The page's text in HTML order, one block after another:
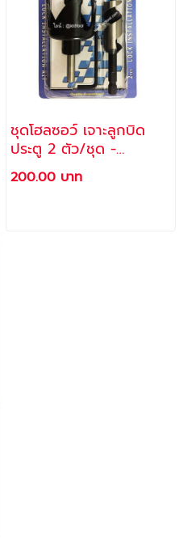
ชุดโฮลซอว์ เจาะลูกบิด
ประตู 2 ตัว/ชุด -
ALLWAYS
200.00 บาท